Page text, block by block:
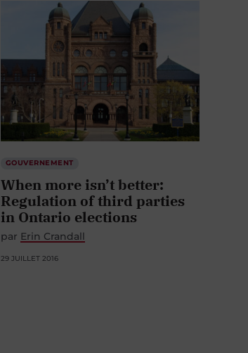
GOUVERNEMENT
When more isn’t better:
Regulation of third parties
in Ontario elections
par Erin Crandall
29 JUILLET 2016